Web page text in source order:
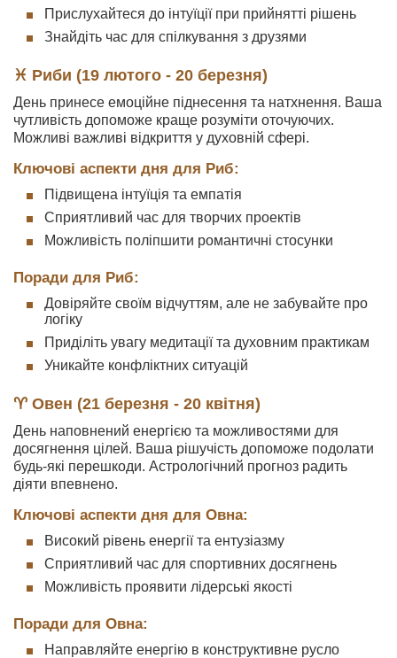
Прислухайтеся до інтуїції при прийнятті рішень
Знайдіть час для спілкування з друзями
♓ Риби (19 лютого - 20 березня)
День принесе емоційне піднесення та натхнення. Ваша
чутливість допоможе краще розуміти оточуючих.
Можливі важливі відкриття у духовній сфері.
Ключові аспекти дня для Риб:
Підвищена інтуїція та емпатія
Сприятливий час для творчих проектів
Можливість поліпшити романтичні стосунки
Поради для Риб:
Довіряйте своїм відчуттям, але не забувайте про
логіку
Приділіть увагу медитації та духовним практикам
Уникайте конфліктних ситуацій
♈ Овен (21 березня - 20 квітня)
День наповнений енергією та можливостями для
досягнення цілей. Ваша рішучість допоможе подолати
будь-які перешкоди. Астрологічний прогноз радить
діяти впевнено.
Ключові аспекти дня для Овна:
Високий рівень енергії та ентузіазму
Сприятливий час для спортивних досягнень
Можливість проявити лідерські якості
Поради для Овна:
Направляйте енергію в конструктивне русло